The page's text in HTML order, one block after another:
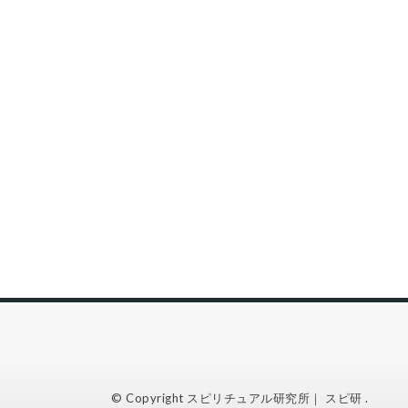
© Copyright スピリチュアル研究所｜ スピ研 .